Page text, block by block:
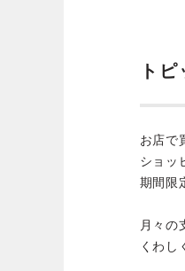
トピ
お店で
ショッ
期間限
月々の
くわし